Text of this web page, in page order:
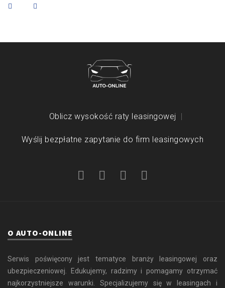
Oblicz wysokość raty leasingowej
Wyślij bezpłatne zapytanie do firm leasingowych
O AUTO-ONLINE
Serwis poświęcony jest tematyce branży leasingowej oraz
ubezpieczeniowej. Edukujemy, radzimy i pomagamy otrzymać
najkorzystniejsze warunki. Specjalizujemy się w leasingach i